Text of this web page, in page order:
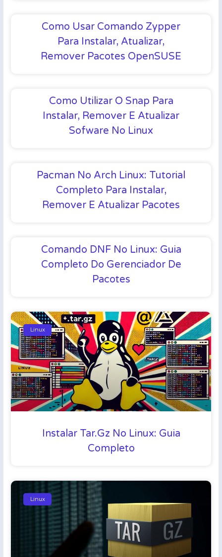
Como Usar Comando Zypper
Para Instalar, Atualizar,
Remover Pacotes OpenSUSE
Como Utilizar O Snap Para
Instalar, Remover E Atualizar
Sofware No Linux
Pacman No Arch Linux: Tutorial
Completo Para Instalar,
Remover E Atualizar Pacotes
Comando DNF No Linux: Guia
Completo Do Gerenciador De
Pacotes
Linux
Instalar Tar.gz No Linux: Guia
Completo
Linux